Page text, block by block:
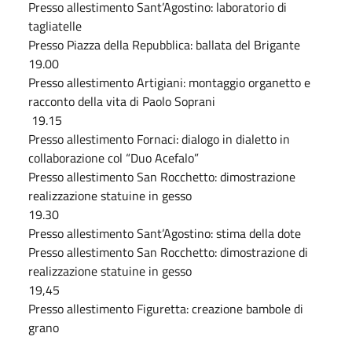
Presso allestimento Sant’Agostino: laboratorio di
tagliatelle
Presso Piazza della Repubblica: ballata del Brigante
19.00
Presso allestimento Artigiani: montaggio organetto e
racconto della vita di Paolo Soprani
19.15
Presso allestimento Fornaci: dialogo in dialetto in
collaborazione col “Duo Acefalo”
Presso allestimento San Rocchetto: dimostrazione
realizzazione statuine in gesso
19.30
Presso allestimento Sant’Agostino: stima della dote
Presso allestimento San Rocchetto: dimostrazione di
realizzazione statuine in gesso
19,45
Presso allestimento Figuretta: creazione bambole di
grano